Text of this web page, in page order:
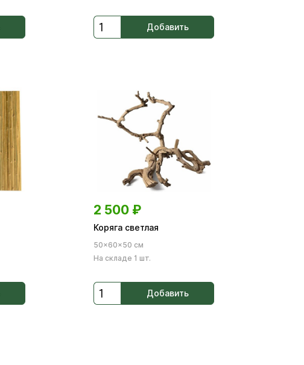
Добавить
2 500 ₽
Коряга светлая
50×60×50 см
На складе 1 шт.
Добавить